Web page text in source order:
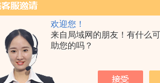
欢迎您！
来自局域网的朋友！有什么
助您的吗？